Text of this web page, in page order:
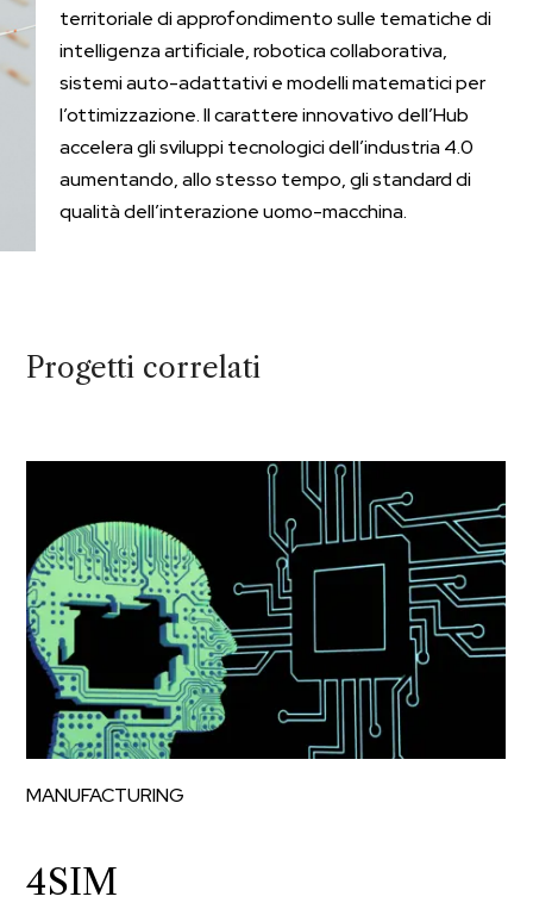
territoriale di approfondimento sulle tematiche di
intelligenza artificiale, robotica collaborativa,
sistemi auto-adattativi e modelli matematici per
l’ottimizzazione. Il carattere innovativo dell’Hub
accelera gli sviluppi tecnologici dell’industria 4.0
aumentando, allo stesso tempo, gli standard di
qualità dell’interazione uomo-macchina.
Progetti correlati
4SIM
MANUFACTURING